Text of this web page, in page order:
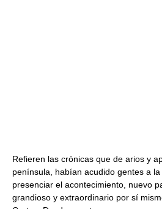
Refieren las crónicas que de arios y
península, habían acudido gentes a
presenciar el acontecimiento, nuevo
grandioso y extraordinario por sí